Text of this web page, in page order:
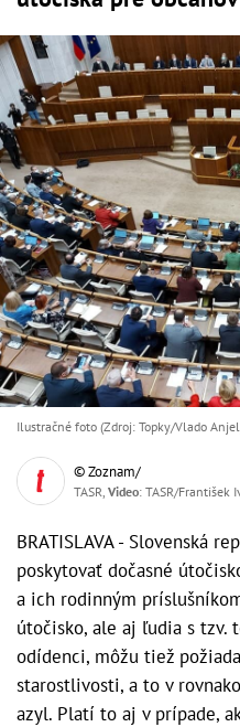
Ilustračné foto (Zdroj: Topky/Vlado
© Zoznam/
TASR, Video: TASR/František
BRATISLAVA - Slovenská
poskytovať dočasné
a ich rodinným
útočisko, ale aj ľudia s tzv.
odídenci, môžu tiež
starostlivosti, a to v
azyl. Platí to aj v prípade,